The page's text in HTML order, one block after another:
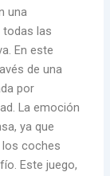
una
todas las
En este
de una
por
La emoción
ya que
coches
Este juego,